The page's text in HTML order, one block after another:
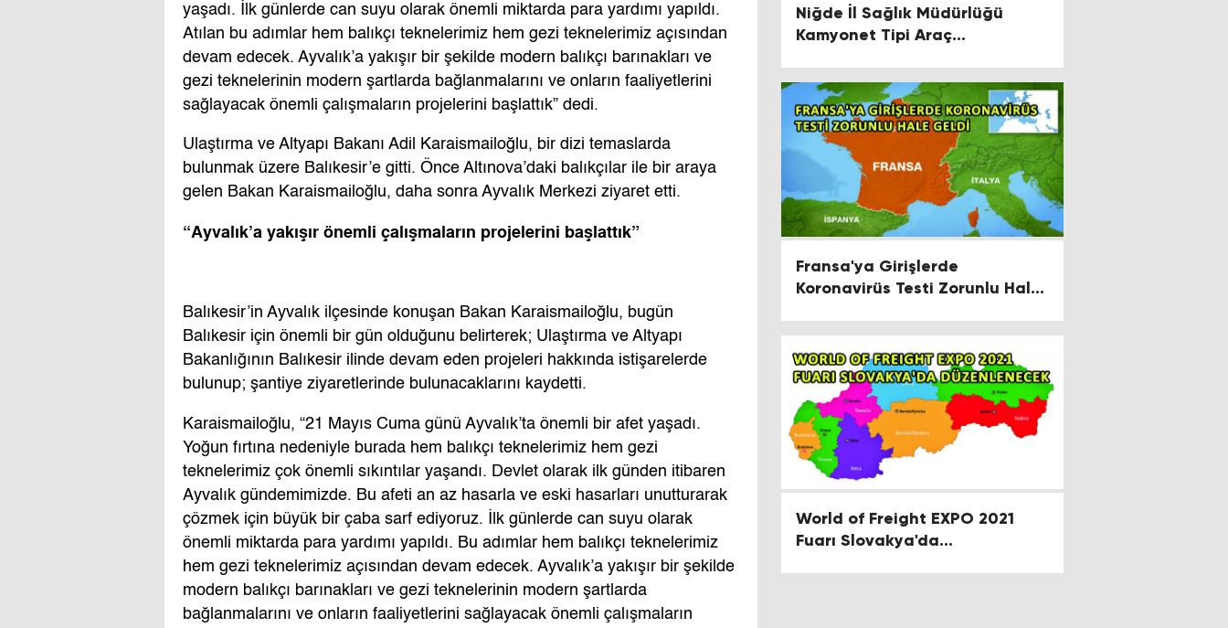
yaşadı. İlk günlerde can suyu olarak önemli miktarda para yardımı yapıldı.
Atılan bu adımlar hem balıkçı teknelerimiz hem gezi teknelerimiz açısından
devam edecek. Ayvalık’a yakışır bir şekilde modern balıkçı barınakları ve
gezi teknelerinin modern şartlarda bağlanmalarını ve onların faaliyetlerini
sağlayacak önemli çalışmaların projelerini başlattık” dedi.
Ulaştırma ve Altyapı Bakanı Adil Karaismailoğlu, bir dizi temaslarda
bulunmak üzere Balıkesir’e gitti. Önce Altınova’daki balıkçılar ile bir araya
gelen Bakan Karaismailoğlu, daha sonra Ayvalık Merkezi ziyaret etti.
“Ayvalık’a yakışır önemli çalışmaların projelerini başlattık”
Balıkesir’in Ayvalık ilçesinde konuşan Bakan Karaismailoğlu, bugün
Balıkesir için önemli bir gün olduğunu belirterek; Ulaştırma ve Altyapı
Bakanlığının Balıkesir ilinde devam eden projeleri hakkında istişarelerde
bulunup; şantiye ziyaretlerinde bulunacaklarını kaydetti.
Karaismailoğlu, “21 Mayıs Cuma günü Ayvalık’ta önemli bir afet yaşadı.
Yoğun fırtına nedeniyle burada hem balıkçı teknelerimiz hem gezi
teknelerimiz çok önemli sıkıntılar yaşandı. Devlet olarak ilk günden itibaren
Ayvalık gündemimizde. Bu afeti an az hasarla ve eski hasarları unutturarak
çözmek için büyük bir çaba sarf ediyoruz. İlk günlerde can suyu olarak
önemli miktarda para yardımı yapıldı. Bu adımlar hem balıkçı teknelerimiz
hem gezi teknelerimiz açısından devam edecek. Ayvalık’a yakışır bir şekilde
modern balıkçı barınakları ve gezi teknelerinin modern şartlarda
bağlanmalarını ve onların faaliyetlerini sağlayacak önemli çalışmaların
Niğde İl Sağlık Müdürlüğü
Kamyonet Tipi Araç
Fransa'ya Girişlerde
Koronavirüs Testi Zorunlu Hale
World of Freight EXPO 2021
Fuarı Slovakya'da